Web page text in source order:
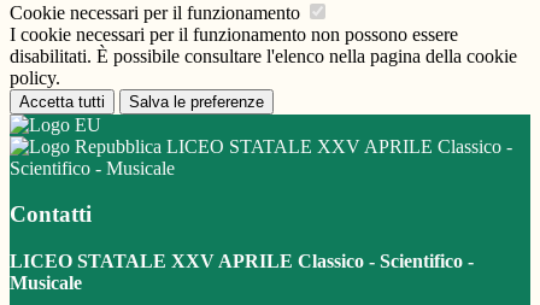
Cookie necessari per il funzionamento
I cookie necessari per il funzionamento non possono essere
disabilitati. È possibile consultare l'elenco nella pagina della cookie
policy.
Accetta tutti Salva le preferenze
LICEO STATALE XXV APRILE Classico -
Scientifico - Musicale
Contatti
LICEO STATALE XXV APRILE Classico - Scientifico -
Musicale